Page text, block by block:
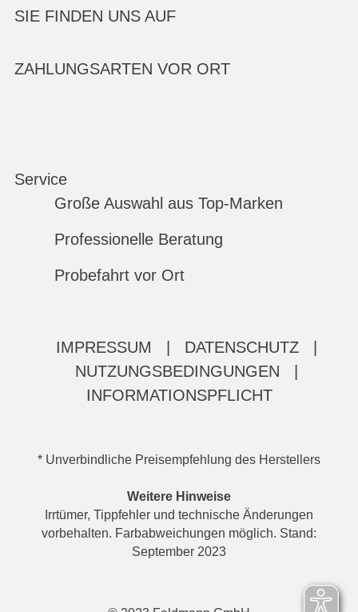
SIE FINDEN UNS AUF
ZAHLUNGSARTEN VOR ORT
Service
Große Auswahl aus Top-Marken
Professionelle Beratung
Probefahrt vor Ort
IMPRESSUM DATENSCHUTZ
NUTZUNGSBEDINGUNGEN
INFORMATIONSPFLICHT
* Unverbindliche Preisempfehlung des Herstellers
Weitere Hinweise
Irrtümer, Tippfehler und technische Änderungen
vorbehalten. Farbabweichungen möglich. Stand:
September 2023